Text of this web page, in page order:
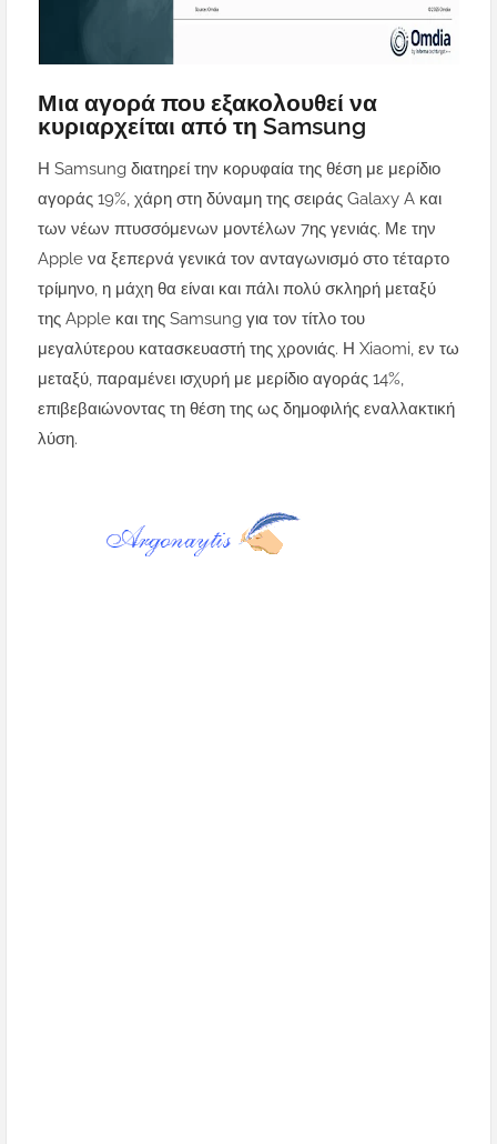
Μια αγορά που εξακολουθεί να
κυριαρχείται από τη Samsung
Η Samsung διατηρεί την κορυφαία της θέση με μερίδιο
αγοράς 19%, χάρη στη δύναμη της σειράς Galaxy A και
των νέων πτυσσόμενων μοντέλων 7ης γενιάς. Με την
Apple να ξεπερνά γενικά τον ανταγωνισμό στο τέταρτο
τρίμηνο, η μάχη θα είναι και πάλι πολύ σκληρή μεταξύ
της Apple και της Samsung για τον τίτλο του
μεγαλύτερου κατασκευαστή της χρονιάς. Η Xiaomi, εν τω
μεταξύ, παραμένει ισχυρή με μερίδιο αγοράς 14%,
επιβεβαιώνοντας τη θέση της ως δημοφιλής εναλλακτική
λύση.